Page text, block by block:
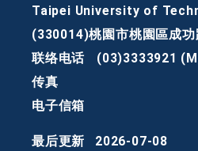
Taipei University of
(330014)桃園市桃園區成
联络电话
(03)3333921
传真
电子信箱
最后更新 2026-07-08